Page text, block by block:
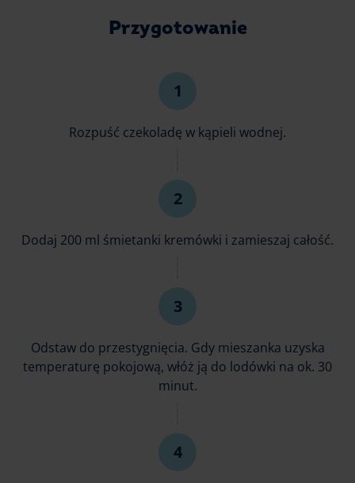
Przygotowanie
Rozpuść czekoladę w kąpieli wodnej.
Dodaj 200 ml śmietanki kremówki i zamieszaj całość.
Odstaw do przestygnięcia. Gdy mieszanka uzyska
temperaturę pokojową, włóż ją do lodówki na ok. 30
minut.